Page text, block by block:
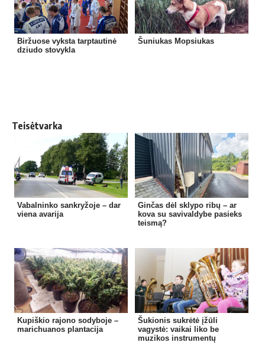
Biržuose vyksta tarptautinė
dziudo stovykla
Šuniukas Mopsiukas
Teisėtvarka
Vabalninko sankryžoje – dar
viena avarija
Ginčas dėl sklypo ribų – ar
kova su savivaldybe pasieks
teismą?
Kupiškio rajono sodyboje –
marichuanos plantacija
Šukionis sukrėtė įžūli
vagystė: vaikai liko be
muzikos instrumentų